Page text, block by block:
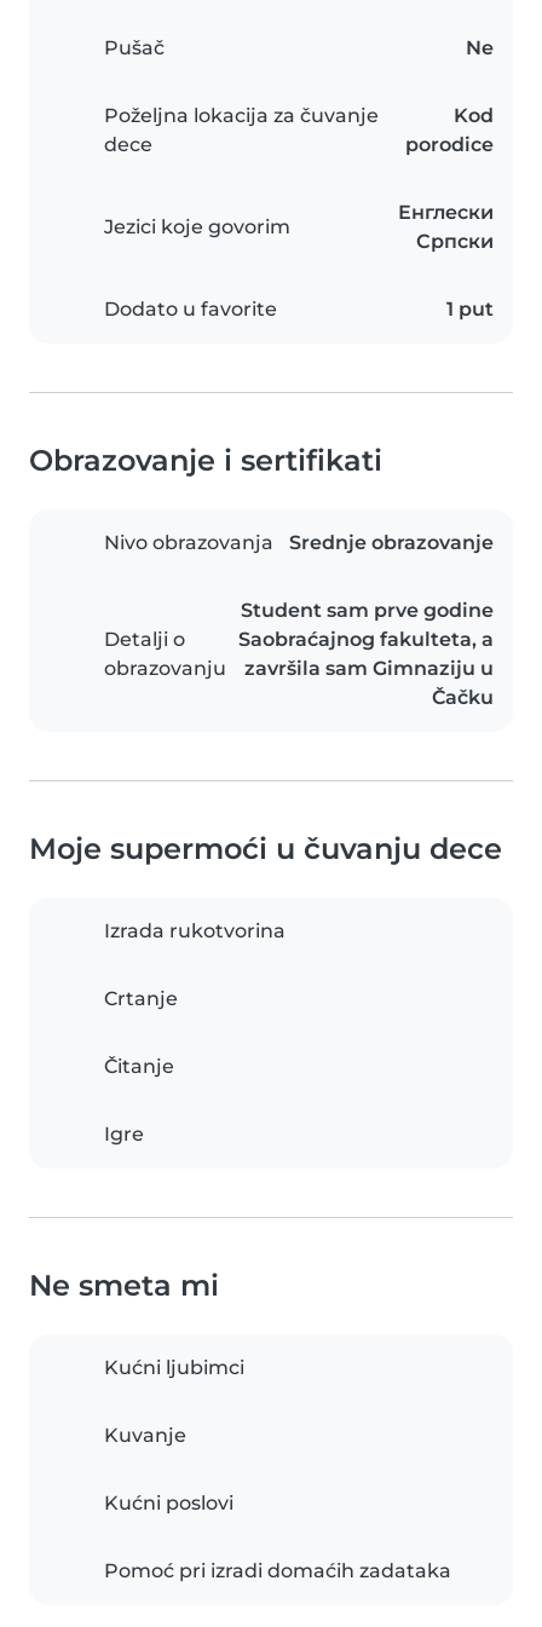
Pušač Ne
Poželjna lokacija za čuvanje
dece
Kod
porodice
Jezici koje govorim
Енглески
Српски
Dodato u favorite 1 put
Obrazovanje i sertifikati
Nivo obrazovanja Srednje obrazovanje
Detalji o
obrazovanju
Student sam prve godine
Saobraćajnog fakulteta, a
završila sam Gimnaziju u
Čačku
Moje supermoći u čuvanju dece
Izrada rukotvorina
Crtanje
Čitanje
Igre
Ne smeta mi
Kućni ljubimci
Kuvanje
Kućni poslovi
Pomoć pri izradi domaćih zadataka